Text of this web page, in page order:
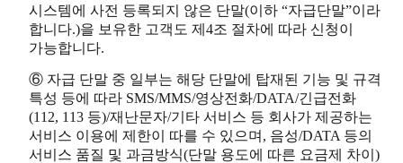
시스템에 사전 등록되지 않은 단말(이하 “자급단말”이라
합니다.)을 보유한 고객도 제4조 절차에 따라 신청이
가능합니다.
⑥ 자급 단말 중 일부는 해당 단말에 탑재된 기능 및 규격
특성 등에 따라 SMS/MMS/영상전화/DATA/긴급전화
(112, 113 등)/재난문자/기타 서비스 등 회사가 제공하는
서비스 이용에 제한이 따를 수 있으며, 음성/DATA 등의
서비스 품질 및 과금방식(단말 용도에 따른 요금제 차이)